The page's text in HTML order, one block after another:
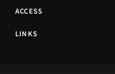
ACCESS
LINKS